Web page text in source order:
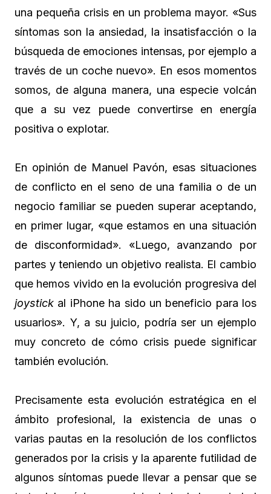
una pequeña crisis en un problema mayor. «Sus
síntomas son la ansiedad, la insatisfacción o la
búsqueda de emociones intensas, por ejemplo a
través de un coche nuevo». En esos momentos
somos, de alguna manera, una especie volcán
que a su vez puede convertirse en energía
positiva o explotar.
En opinión de Manuel Pavón, esas situaciones
de conflicto en el seno de una familia o de un
negocio familiar se pueden superar aceptando,
en primer lugar, «que estamos en una situación
de disconformidad». «Luego, avanzando por
partes y teniendo un objetivo realista. El cambio
que hemos vivido en la evolución progresiva del
joystick al iPhone ha sido un beneficio para los
usuarios». Y, a su juicio, podría ser un ejemplo
muy concreto de cómo crisis puede significar
también evolución.
Precisamente esta evolución estratégica en el
ámbito profesional, la existencia de unas o
varias pautas en la resolución de los conflictos
generados por la crisis y la aparente futilidad de
algunos síntomas puede llevar a pensar que se